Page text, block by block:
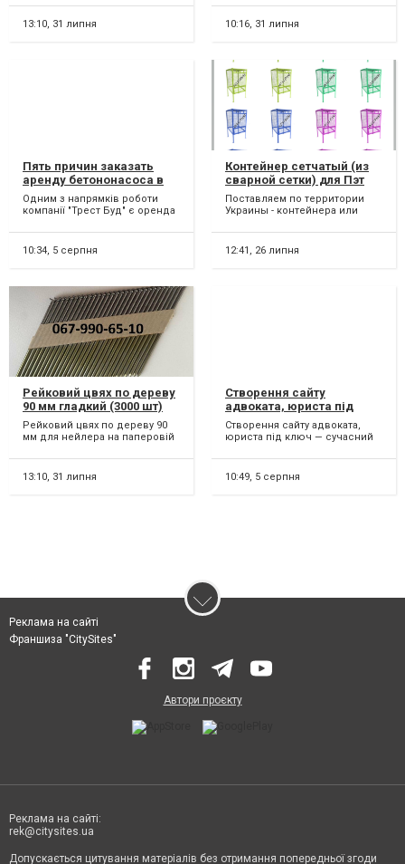
під кутом 34 градуси,...
13:10, 31 липня
БЮДЖЕТНИЙ ремонт АКПП
6DCT45...
10:16, 31 липня
Пять причин заказать
аренду бетононасоса в
компании Трест Буд в
Ирпене
Одним з напрямків роботи
компанії "Трест Буд" є оренда
бетононасосів. В...
10:34, 5 серпня
Контейнер сетчатый (из
сварной сетки) для Пэт
бутылки пластиковой
Поставляем по территории
Украины - контейнера или
раздельного сбора,
сортировки,...
12:41, 26 липня
Рейковий цвях по дереву
90 мм гладкий (3000 шт)
Рейковий цвях по дереву 90
мм для нейлера на паперовій
шт) Цвяхи по д...
13:10, 31 липня
Створення сайту
адвоката, юриста під
ключ
Створення сайту адвоката,
юриста під ключ — сучасний
і формує довіру...
10:49, 5 серпня
Реклама на сайті
Франшиза "CitySites"
Автори проєкту
Реклама на сайті:
rek@citysites.ua
Допускається цитування матеріалів без отримання попередньої згоди